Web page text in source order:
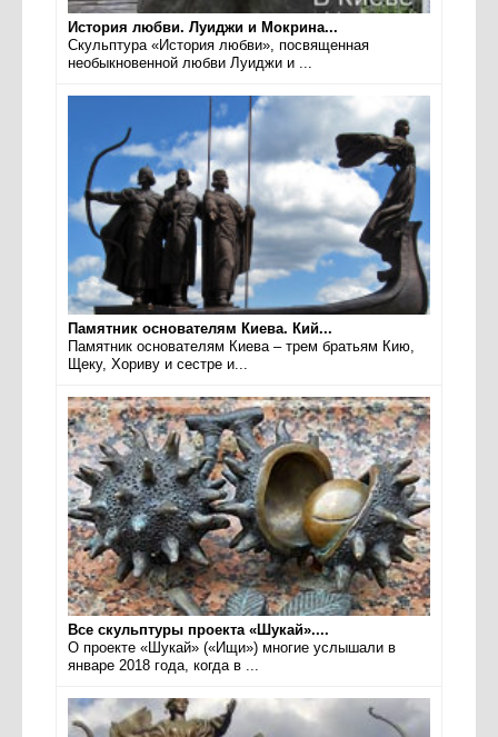
История любви. Луиджи и Мокрина...
Скульптура «История любви», посвященная
необыкновенной любви Луиджи и ...
Памятник основателям Киева. Кий...
Памятник основателям Киева – трем братьям Кию,
Щеку, Хориву и сестре и...
Все скульптуры проекта «Шукай»....
О проекте «Шукай» («Ищи») многие услышали в
январе 2018 года, когда в ...